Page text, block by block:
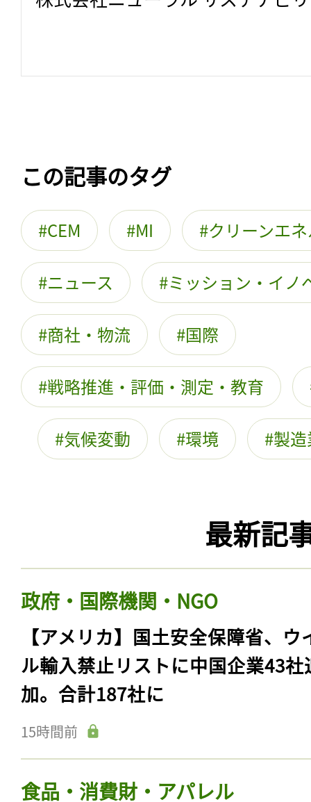
この記事のタグ
CEM MI クリーンエ
ニュース ミッション・イノ
商社・物流 国際
戦略推進・評価・測定・教育
気候変動 環境 製
最新記
政府・国際機関・NGO
【アメリカ】国土安全保障省、ウ
ル輸入禁止リストに中国企業43社
加。合計187社に
15時間前
食品・消費財・アパレル